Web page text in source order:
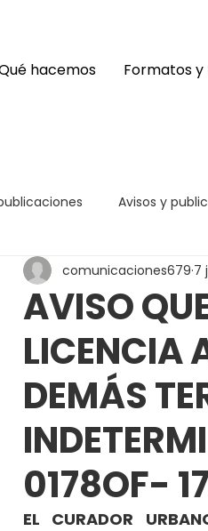
hacemos Formatos
Avisos y
AVISO
LICENCIA
DEMÁS
0178OF-
comunicaciones679 7
EL CURADOR